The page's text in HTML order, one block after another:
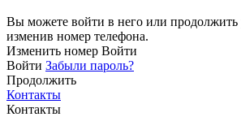
Вы можете войти в него или продолжить
изменив номер телефона.
Изменить номер Войти
Войти Забыли пароль?
Продолжить
Контакты
Контакты